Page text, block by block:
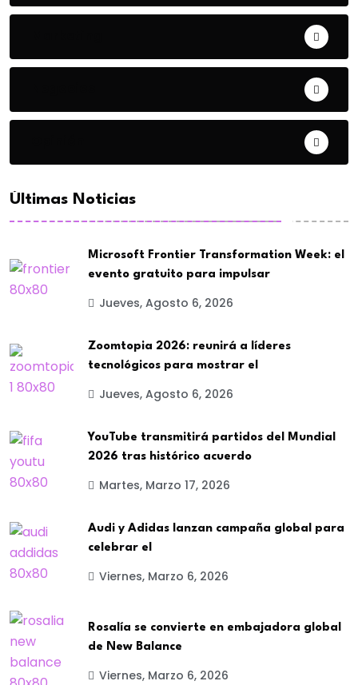
Últimas Noticias
Microsoft Frontier Transformation Week: el
evento gratuito para impulsar
Jueves, Agosto 6, 2026
Zoomtopia 2026: reunirá a líderes
tecnológicos para mostrar el
Jueves, Agosto 6, 2026
YouTube transmitirá partidos del Mundial
2026 tras histórico acuerdo
Martes, Marzo 17, 2026
Audi y Adidas lanzan campaña global para
celebrar el
Viernes, Marzo 6, 2026
Rosalía se convierte en embajadora global
de New Balance
Viernes, Marzo 6, 2026